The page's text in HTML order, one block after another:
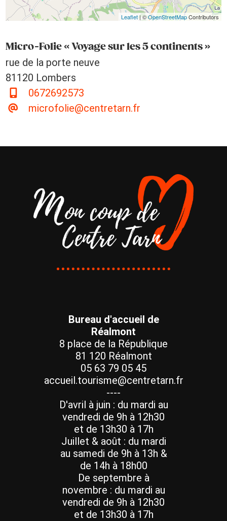
Leaflet| ©OpenStreetMapContributors
Micro-Folie « Voyage sur les 5 continents »
rue de la porte neuve
81120 Lombers
0672692573
microfolie@centretarn.fr
Bureau d'accueil de
Réalmont
8 place de la République
81 120 Réalmont
05 63 79 05 45
accueil.tourisme@centretarn.fr
----
D'avril à juin : du mardi au
vendredi de 9h à 12h30
et de 13h30 à 17h
Juillet & août : du mardi
au samedi de 9h à 13h &
de 14h à 18h00
De septembre à
novembre : du mardi au
vendredi de 9h à 12h30
et de 13h30 à 17h